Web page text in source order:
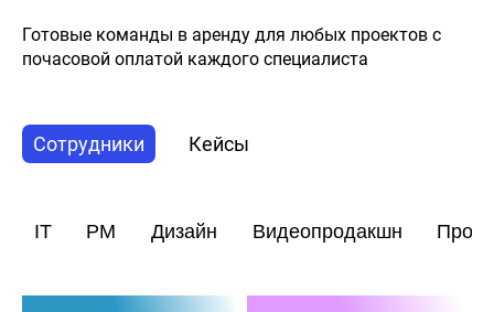
Готовые команды в аренду для любых проектов с
почасовой оплатой каждого специалиста
Сотрудники Кейсы
IT PM Дизайн Видеопродакшн